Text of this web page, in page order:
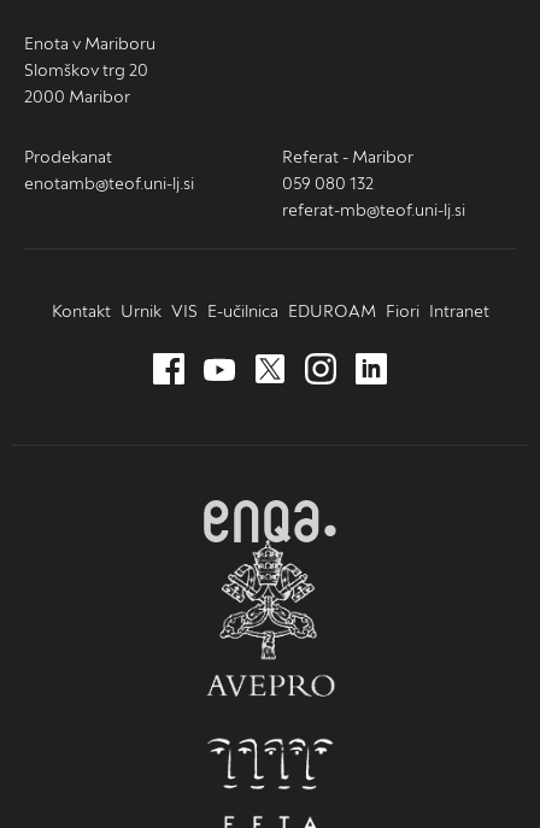
Enota v Mariboru
Slomškov trg 20
2000 Maribor
Prodekanat
enotamb@teof.uni-lj.si
Referat - Maribor
059 080 132
referat-mb@teof.uni-lj.si
Kontakt Urnik VIS E-učilnica EDUROAM Fiori Intranet